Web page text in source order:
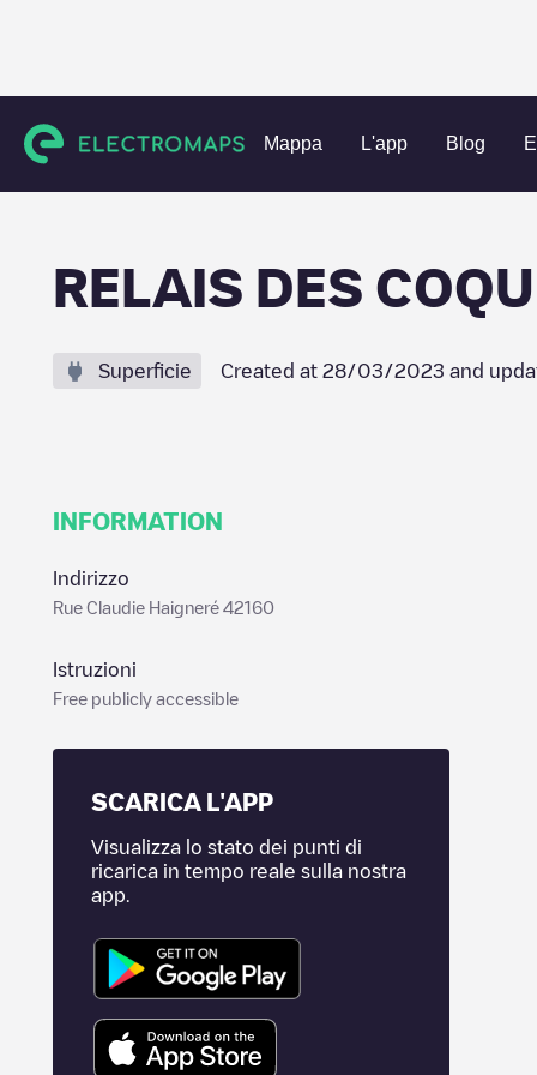
Mappa L'app Blog
Charging stations Francia Loire Andrézieux-Bouthéon
RELAIS DES
Superficie Created at 28/03/2023 and
INFORMATION
Indirizzo
Rue Claudie Haigneré 42160
Istruzioni
Free publicly accessible
SCARICA L'APP
Visualizza lo stato dei punti di
ricarica in tempo reale sulla nostra
app.